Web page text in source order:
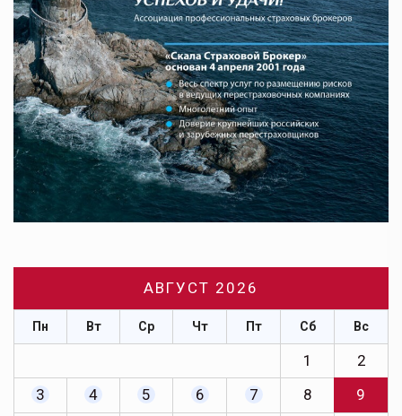
АВГУСТ 2026
Пн Вт Ср Чт Пт Сб Вс
1
2
3
4 5 6 7 8
9